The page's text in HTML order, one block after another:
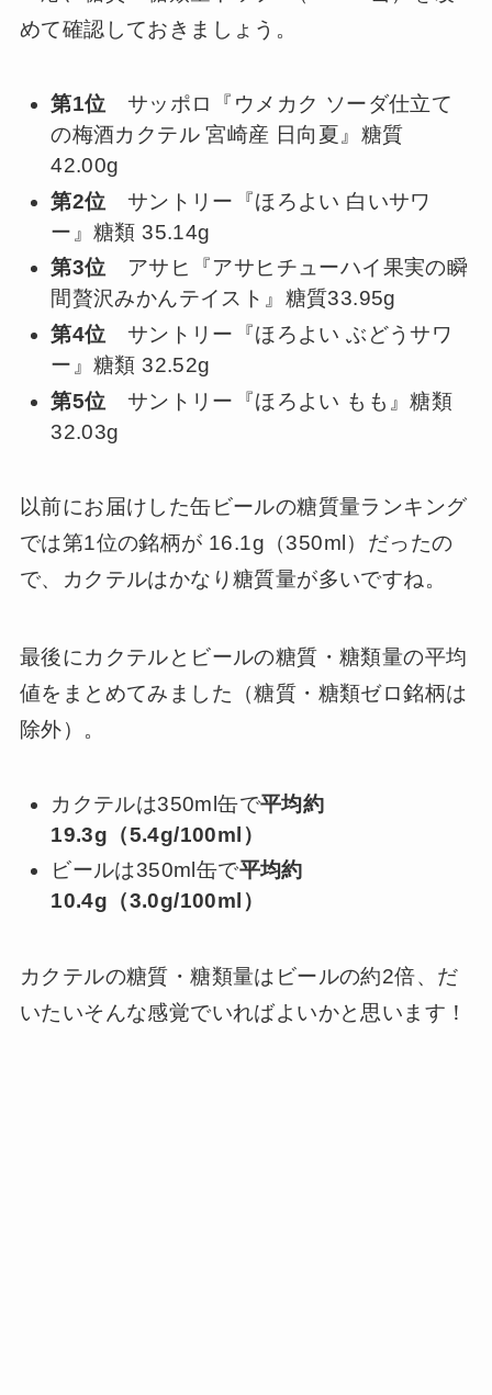
めて確認しておきましょう。
第1位 サッポロ『ウメカク ソーダ仕立て
の梅酒カクテル 宮崎産 日向夏』糖質
42.00g
第2位 サントリー『ほろよい 白いサワ
ー』糖類 35.14g
第3位
アサヒ『アサヒチューハイ果実の瞬
間贅沢みかんテイスト』糖質33.95g
第4位 サントリー『ほろよい ぶどうサワ
ー』糖類 32.52g
第5位 サントリー『ほろよい もも』糖類
32.03g
以前にお届けした缶ビールの糖質量ランキング
では第1位の銘柄が 16.1g（350ml）だったの
で、カクテルはかなり糖質量が多いですね。
最後にカクテルとビールの糖質・糖類量の平均
値をまとめてみました（糖質・糖類ゼロ銘柄は
除外）。
カクテルは350ml缶で平均約
19.3g（5.4g/100ml）
ビールは350ml缶で平均約
10.4g（3.0g/100ml）
カクテルの糖質・糖類量はビールの約2倍、だ
いたいそんな感覚でいればよいかと思います！